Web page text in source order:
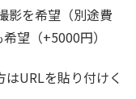
影を希望（別途費
望（+5000円）
URLを貼り付けく